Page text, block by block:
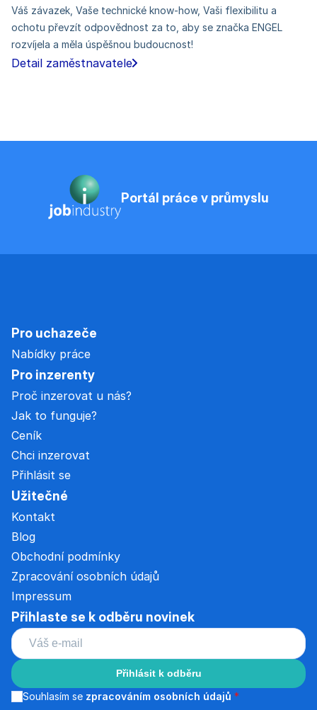
Váš závazek, Vaše technické know-how, Vaši flexibilitu a
ochotu převzít odpovědnost za to, aby se značka ENGEL
rozvíjela a měla úspěšnou budoucnost!
Detail zaměstnavatele
Portál práce v průmyslu
Pro uchazeče
Nabídky práce
Pro inzerenty
Proč inzerovat u nás?
Jak to funguje?
Ceník
Chci inzerovat
Přihlásit se
Užitečné
Kontakt
Blog
Obchodní podmínky
Zpracování osobních údajů
Impressum
Přihlaste se k odběru novinek
Přihlásit k odběru
Souhlasím se zpracováním osobních údajů *